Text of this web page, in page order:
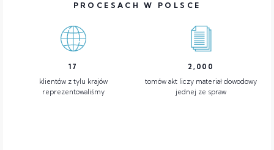
PROCESACH W POLSCE
17
klientów z tylu krajów
reprezentowaliśmy
2,000
tomów akt liczy materiał dowodowy
jednej ze spraw